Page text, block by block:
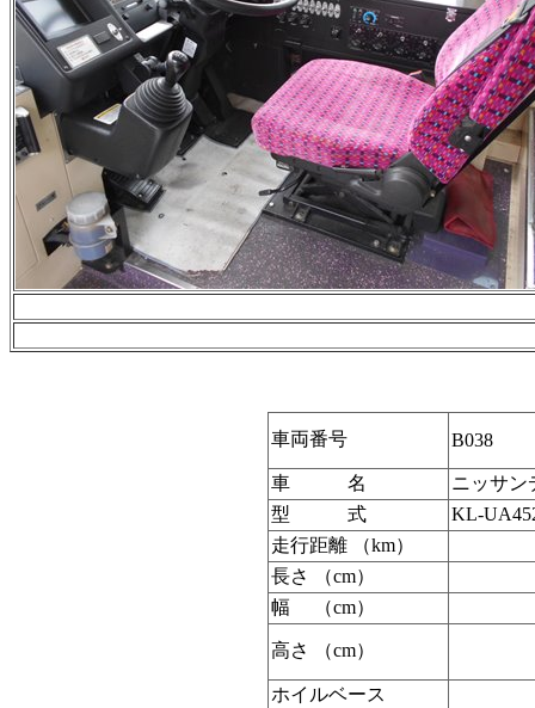
車両番号 B038
車 名
ニッサン
型 式
KL-
走行距離 （km）
長さ （cm）
幅 （cm）
高さ （cm）
ホイルベース